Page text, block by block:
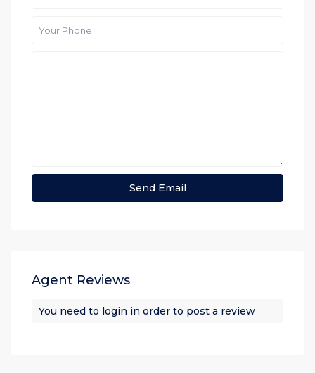
Agent Reviews
You need to login in order to post a review